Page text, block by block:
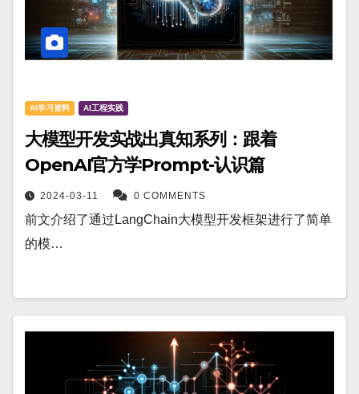
AI学习资料 AI工程实践
大模型开发实战出真知系列：跟着
OpenAI官方学Prompt-认识篇
2024-03-11 0 COMMENTS
前文介绍了通过LangChain大模型开发框架进行了简单
的模…